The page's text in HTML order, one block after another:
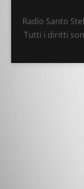
Radio Santo
Tutti i diritti